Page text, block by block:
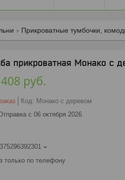
Прикроватные тумбочки,
прикроватная Монако с
408 руб.
Код: Монако с деревом
с 06 октября 2026
только по телефону